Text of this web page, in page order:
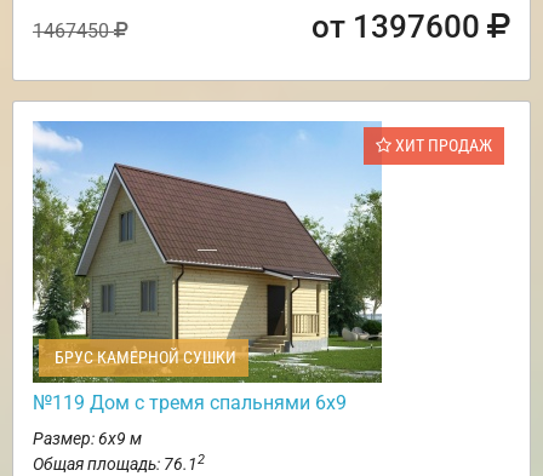
1467450 от 1397600
ХИТ ПРОДАЖ
БРУС КАМЕРНОЙ СУШКИ
№119 Дом с тремя спальнями 6х9
Размер: 6х9 м
Общая площадь: 76.12